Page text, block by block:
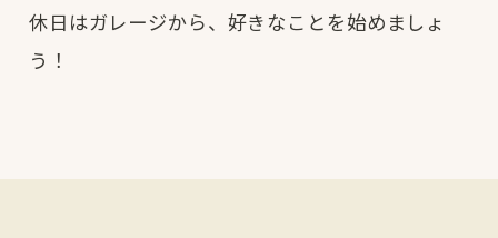
休日はガレージから、好きなことを始めましょ
う！